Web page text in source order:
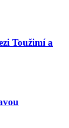
Toužimí a